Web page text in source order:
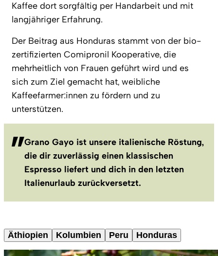
Kaffee dort sorgfältig per Handarbeit und mit
langjähriger Erfahrung.
Der Beitrag aus Honduras stammt von der bio-
zertifizierten Comipronil Kooperative, die
mehrheitlich von Frauen geführt wird und es
sich zum Ziel gemacht hat, weibliche
Kaffeefarmer:innen zu fördern und zu
unterstützen.
Grano Gayo ist unsere italienische Röstung,
die dir zuverlässig einen klassischen
Espresso liefert und dich in den letzten
Italienurlaub zurückversetzt.
Äthiopien Kolumbien Peru Honduras